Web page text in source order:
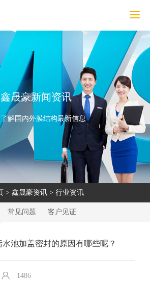
鑫晟豪新闻资讯
解国内外膜结构最新信息
> 鑫晟豪资讯 > 行业资讯
常见问题 客户见证
池加盖密封的原因有哪些呢？
1486